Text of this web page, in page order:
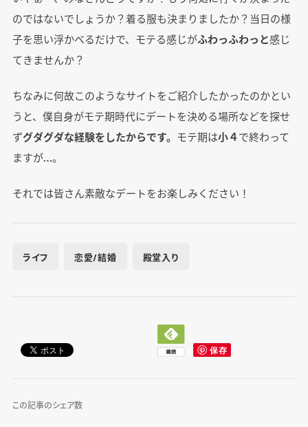
のではないでしょうか？着る服も決まりましたか？当日の様
子を思い浮かべるだけで、モテる感じがふわっふわっと感じ
てきませんか？
ちなみに何故このようなサイトをご紹介したかったのかとい
うと、僕自身がモテ期時代にデートを決める場所などを探せ
ずグダグダな経験をしたからです。 モテ期は小４で終わって
ますが…。
それでは皆さん素敵なデートをお楽しみください！
ライフ 恋愛/結婚 殿堂入り
この記事のシェア数